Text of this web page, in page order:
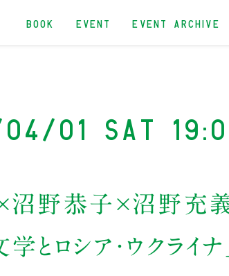
BOOK EVENT EVENT ARCHIVE
01 Sat
沼野恭子×沼野充
とロシア・ウクライナ